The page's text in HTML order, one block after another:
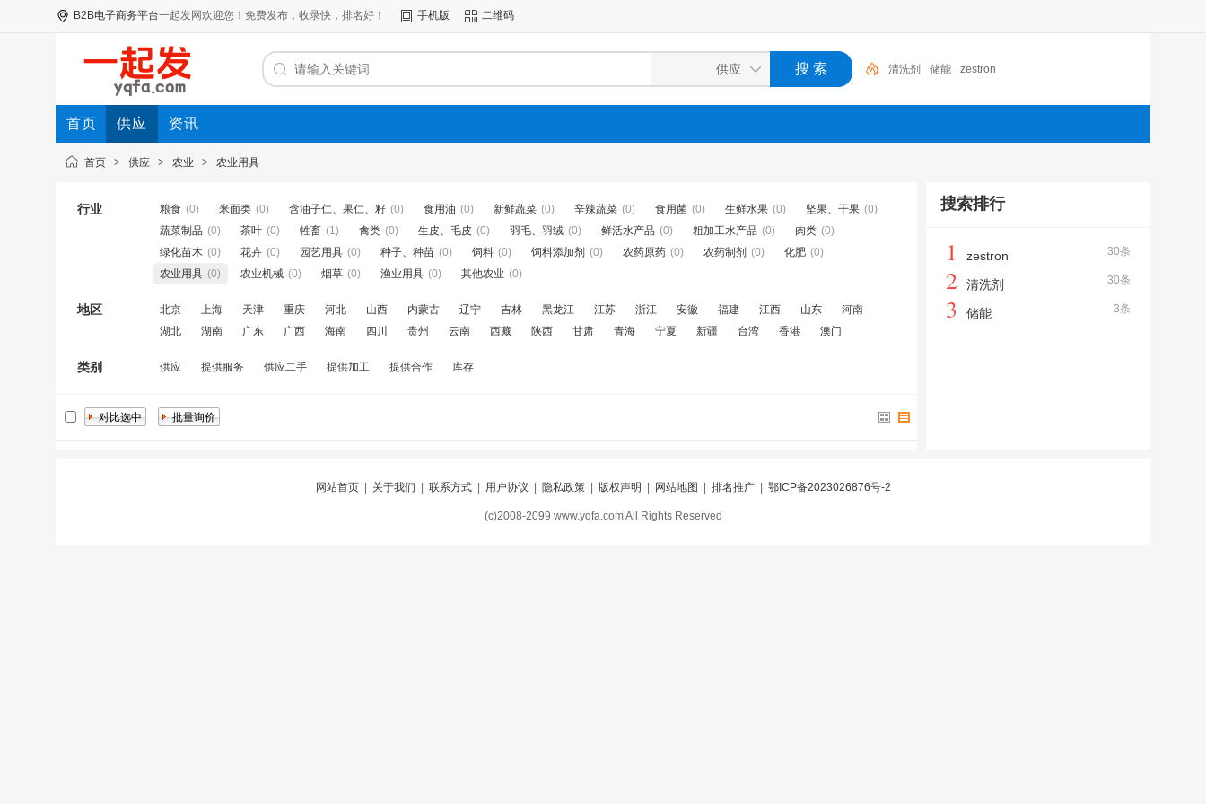
B2B电子商务平台一起发网欢迎您！免费发布，收录快，排名好！ 手机版 二维码
清洗剂 储能 zestron
首页 供应 资讯
首页 > 供应 > 农业 > 农业用具
行业 粮食 (0) 米面类 (0) 含油子仁、果仁、籽 (0) 食用油 (0) 新鲜蔬菜 (0) 辛辣蔬菜 (0) 食用菌 (0) 生鲜水果 (0) 坚果、干果 (0)
蔬菜制品 (0) 茶叶 (0) 牲畜 (1) 禽类 (0) 生皮、毛皮 (0) 羽毛、羽绒 (0) 鲜活水产品 (0) 粗加工水产品 (0) 肉类 (0)
绿化苗木 (0) 花卉 (0) 园艺用具 (0) 种子、种苗 (0) 饲料 (0) 饲料添加剂 (0) 农药原药 (0) 农药制剂 (0) 化肥 (0)
农业用具 (0) 农业机械 (0) 烟草 (0) 渔业用具 (0) 其他农业 (0)
地区 北京 上海 天津 重庆 河北 山西 内蒙古 辽宁 吉林 黑龙江 江苏 浙江 安徽 福建 江西 山东
河南
湖北
湖南 广东 广西 海南 四川 贵州 云南 西藏 陕西 甘肃 青海 宁夏 新疆 台湾 香港 澳门
类别 供应 提供服务 供应二手 提供加工 提供合作 库存
搜索排行
30条
1 zestron
30条
2 清洗剂
3条
3 储能
网站首页| 关于我们 联系方式| 用户协议 隐私政策| 版权声明 网站地图 排名推广| 鄂ICP备2023026876号-2
(c)2008-2099 www.yqfa.com All Rights Reserved